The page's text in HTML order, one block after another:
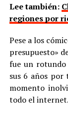
Lee también:
regiones por
Pese a los
presupuesto»
fue un rotundo
sus 6 años
momento
todo el internet.